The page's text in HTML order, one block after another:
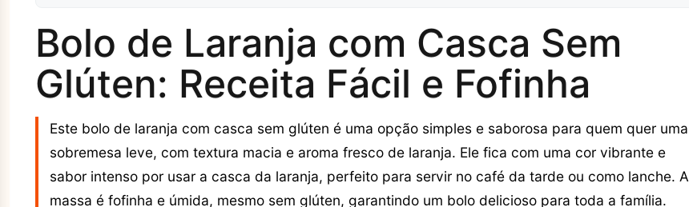
Bolo de Laranja com Casca Sem
Glúten: Receita Fácil e Fofinha
Este bolo de laranja com casca sem glúten é uma opção simples e saborosa para quem quer uma
sobremesa leve, com textura macia e aroma fresco de laranja. Ele fica com uma cor vibrante e
sabor intenso por usar a casca da laranja, perfeito para servir no café da tarde ou como lanche. A
massa é fofinha e úmida, mesmo sem glúten, garantindo um bolo delicioso para toda a família.